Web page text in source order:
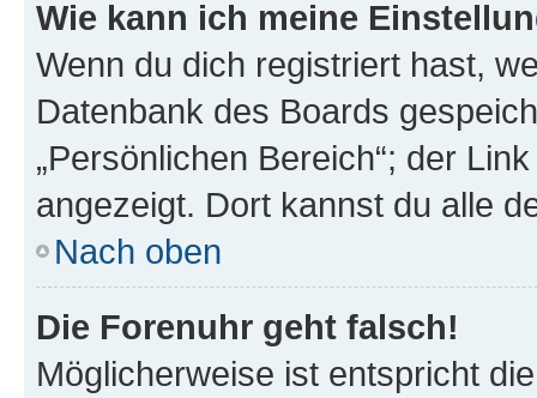
Wie kann ich meine
Wenn du dich registriert hast,
Datenbank des Boards
„Persönlichen Bereich“; der
angezeigt. Dort kannst du alle
Nach oben
Die Forenuhr geht falsch!
Möglicherweise ist entspricht